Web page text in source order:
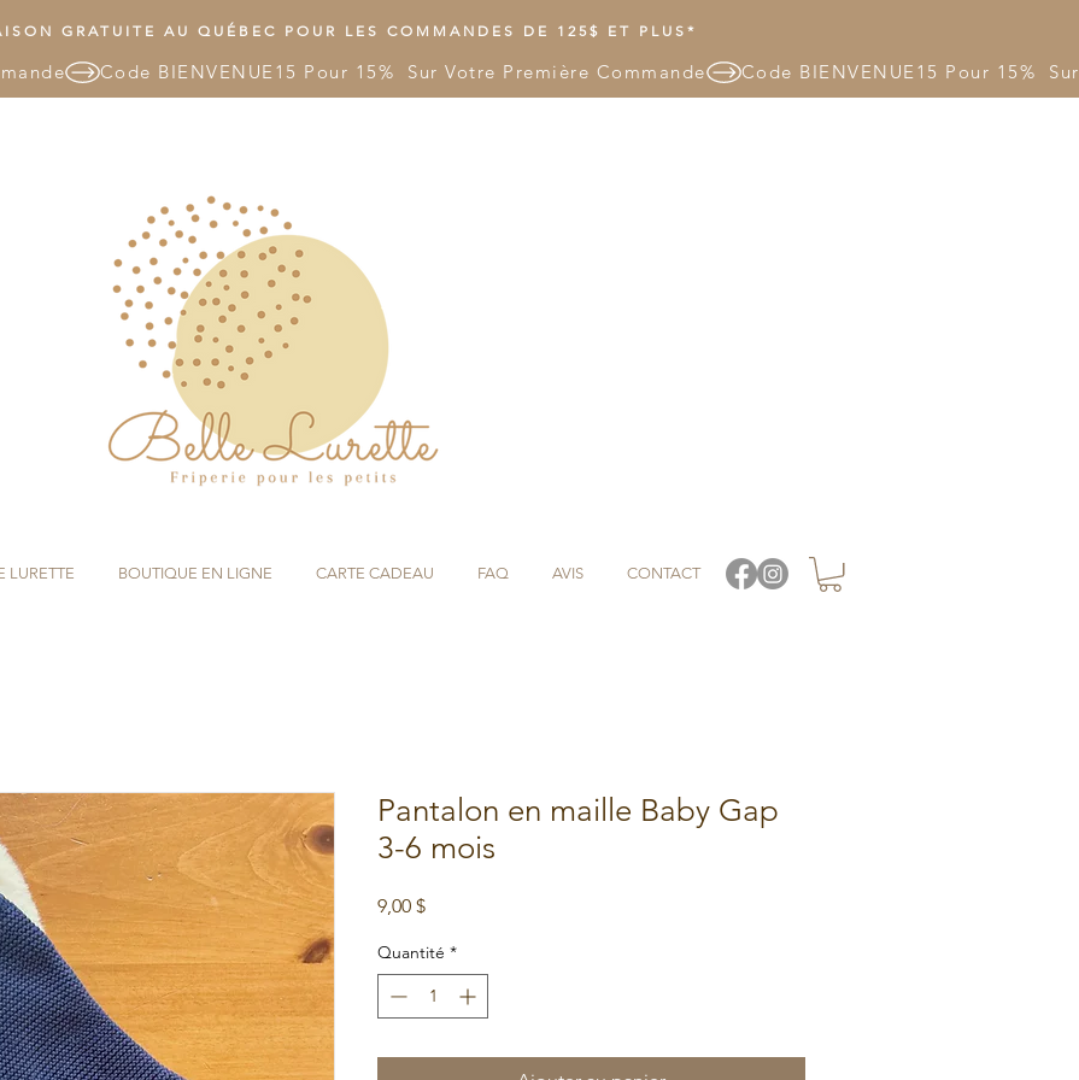
GRATUITE AU QUÉBEC POUR LES COMMANDES DE 125$ ET PLUS*
LURETTE BOUTIQUE EN LIGNE CARTE CADEAU FAQ AVIS CONTACT
Pantalon en maille Baby Gap
3-6 mois
9,00 $Prix
Quantité *